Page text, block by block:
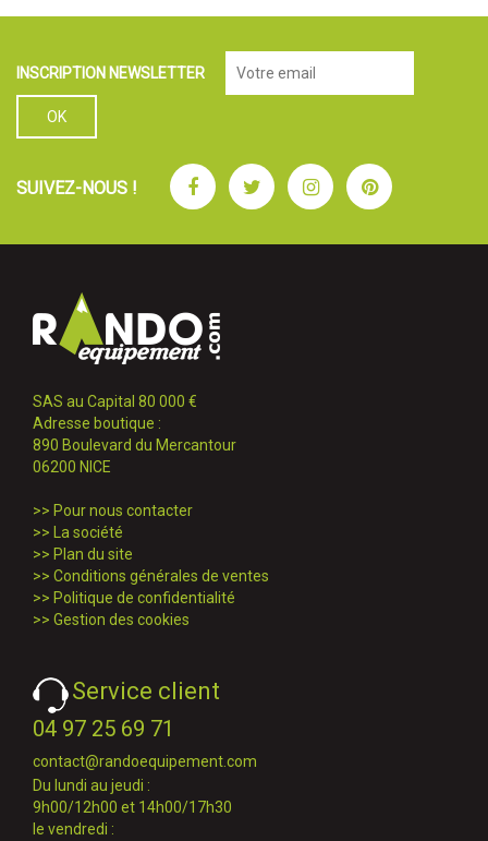
INSCRIPTION NEWSLETTER
SUIVEZ-NOUS ! FacebookTwitterInstagramPinterest
SAS au Capital 80 000 €
Adresse boutique :
890 Boulevard du Mercantour
06200 NICE
>> Pour nous contacter
>> La société
>> Plan du site
>> Conditions générales de ventes
>> Politique de confidentialité
>> Gestion des cookies
Service client
04 97 25 69 71
contact@randoequipement.com
Du lundi au jeudi :
9h00/12h00 et 14h00/17h30
le vendredi :